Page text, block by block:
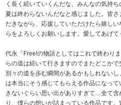
く長く続いていくんだな、みんなの気持
夏は終わらないんだなと感じました。皆
だきながら、応援していただけたら嬉し
らをよろしくお願いします。愛してあげて
代永「Free!の物語としてはこれで終わり
らの道は続いて行きますのでまたどこかで
別々の道を歩む瞬間があるかもしれない
は本当にそう感じてもらえる作品になっ
きないぐらい思い出がありすぎて…全て
り、僕らの想いが詰まっている作品です